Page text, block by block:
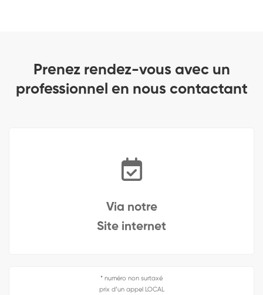
Prenez rendez-vous avec un
professionnel en nous contactant
Via notre
Site internet
* numéro non surtaxé
prix d’un appel LOCAL